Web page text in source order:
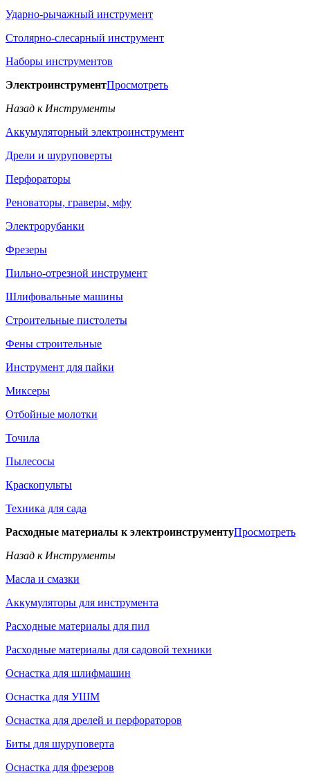
Ударно-рычажный инструмент
Столярно-слесарный инструмент
Наборы инструментов
ЭлектроинструментПросмотреть
Назад к Инструменты
Аккумуляторный электроинструмент
Дрели и шуруповерты
Перфораторы
Реноваторы, граверы, мфу
Электрорубанки
Фрезеры
Пильно-отрезной инструмент
Шлифовальные машины
Строительные пистолеты
Фены строительные
Инструмент для пайки
Миксеры
Отбойные молотки
Точила
Пылесосы
Краскопульты
Техника для сада
Расходные материалы к электроинструментуПросмотреть
Назад к Инструменты
Масла и смазки
Аккумуляторы для инструмента
Расходные материалы для пил
Расходные материалы для садовой техники
Оснастка для шлифмашин
Оснастка для УШМ
Оснастка для дрелей и перфораторов
Биты для шуруповерта
Оснастка для фрезеров